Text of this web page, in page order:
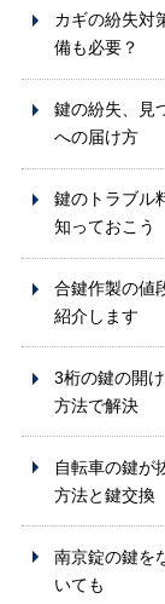
カギの紛失対
備も必要？
鍵の紛失、見
への届け方
鍵のトラブル
知っておこう
合鍵作製の値
紹介します
3桁の鍵の開
方法で解決
自転車の鍵が
方法と鍵交換
南京錠の鍵を
いても